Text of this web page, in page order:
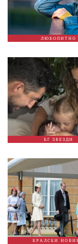
ЛЮБОПИТНО
БГ ЗВЕЗДИ
КРАЛСКИ